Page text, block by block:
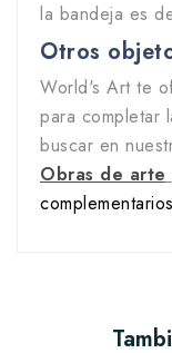
la bandeja es
Otros
World's Art te
para completar
buscar en
Obras de arte